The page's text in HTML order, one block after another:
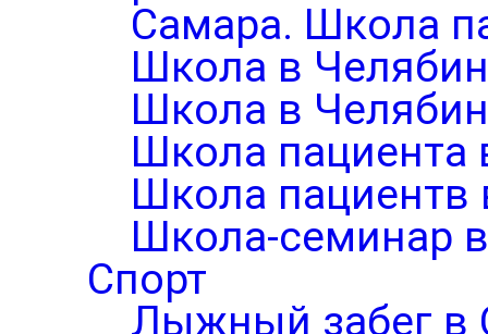
Самара. Школа
Школа в
Школа в
Школа пациента
Школа пациентв
Школа-семинар
Спорт
Лыжный забег в